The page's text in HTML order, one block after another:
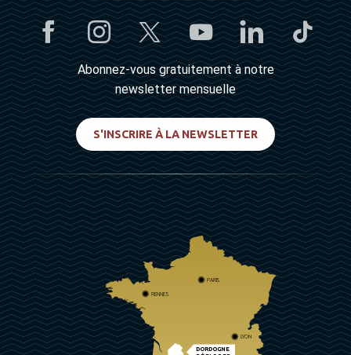
Abonnez-vous gratuitement à notre
newsletter mensuelle
S'INSCRIRE À LA NEWSLETTER
DORDOGNE
PARIS
RENNES
LYON